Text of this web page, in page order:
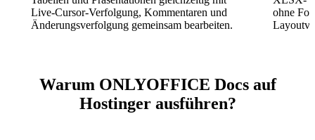
Live-Cursor-Verfolgung, Kommentaren und
Änderungsverfolgung gemeinsam bearbeiten.
ohne
Warum ONLYOFFICE Docs auf
Hostinger ausführen?